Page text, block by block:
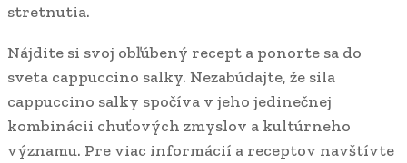
stretnutia.
Nájdite si svoj obľúbený recept a ponorte sa do
sveta cappuccino salky. Nezabúdajte, že sila
cappuccino salky spočíva v jeho jedinečnej
kombinácii chuťových zmyslov a kultúrneho
významu. Pre viac informácií a receptov navštívte